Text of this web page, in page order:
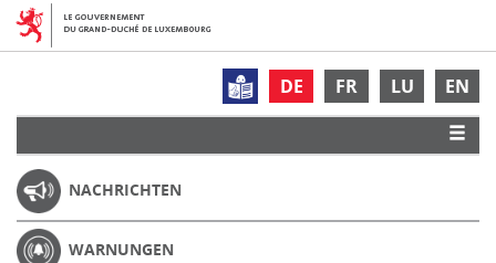
DE FR LU EN
NACHRICHTEN
WARNUNGEN